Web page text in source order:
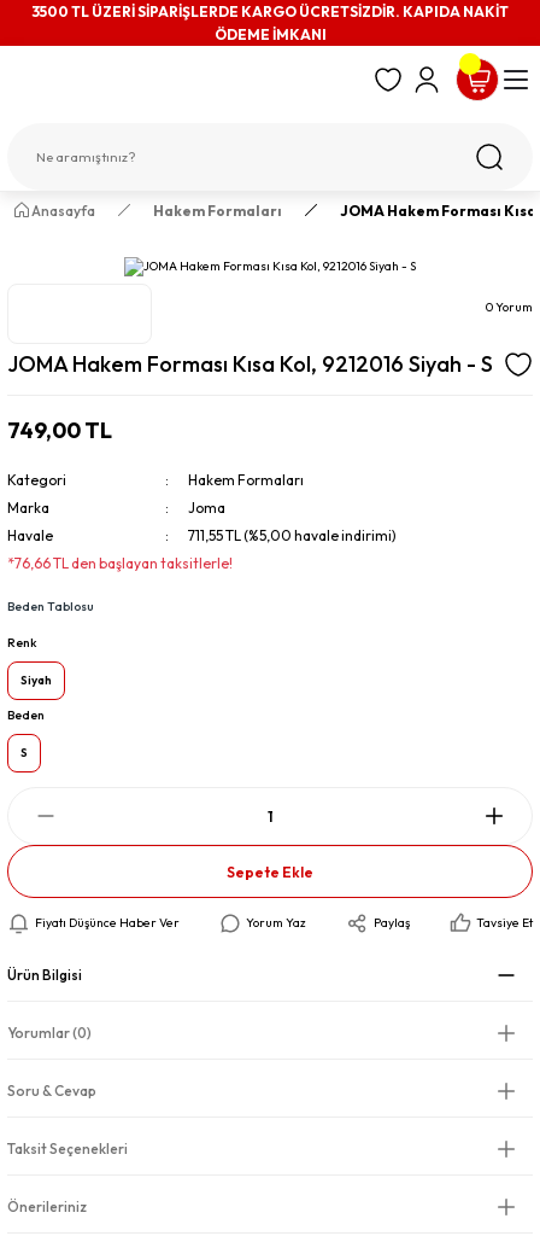
3500 TL ÜZERİ SİPARİŞLERDE KARGO ÜCRETSİZDİR. KAPIDA NAKİT
ÖDEME İMKANI
Anasayfa Hakem Formaları JOMA Hakem Forması
0 Yorum
JOMA Hakem Forması Kısa Kol, 9212016 Siyah - S
749,00 TL
Kategori
Hakem Formaları
Marka
Joma
Havale
711,55 TL (%5,00 havale indirimi)
*76,66 TL den başlayan taksitlerle!
Beden Tablosu
Renk
Siyah
Beden
S
Sepete Ekle
Fiyatı Düşünce Haber Ver Yorum Yaz Paylaş Tavsiye Et
Ürün Bilgisi
Yorumlar (0)
Soru & Cevap
Taksit Seçenekleri
Önerileriniz